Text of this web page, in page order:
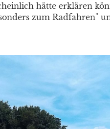
hätte erklären
zum Radfahren"